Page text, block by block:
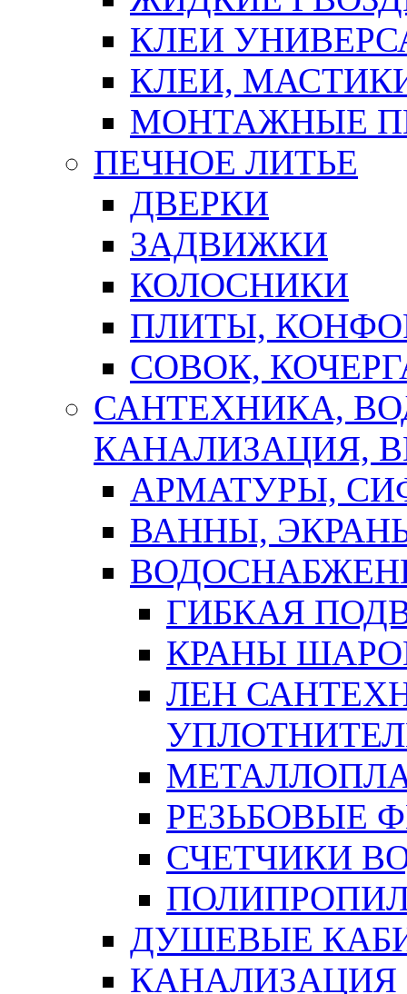
КЛЕИ
КЛЕИ,
МОНТАЖНЫЕ
ПЕЧНОЕ ЛИТЬЕ
ДВЕРКИ
ЗАДВИЖКИ
КОЛОСНИКИ
ПЛИТЫ,
СОВОК,
САНТЕХНИКА,
КАНАЛИЗАЦИЯ,
АРМАТУРЫ,
ВАННЫ,
ГИБКАЯ
КРАНЫ
ЛЕН
РЕЗЬБОВЫЕ
СЧЕТЧИКИ
ДУШЕВЫЕ
КАНАЛИЗАЦИЯ